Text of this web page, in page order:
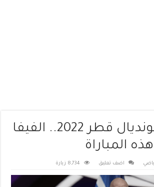
تصفيات مونديال قطر 2022.. الفيفا
المباراة
اضف تعليق 8,734 زيارة